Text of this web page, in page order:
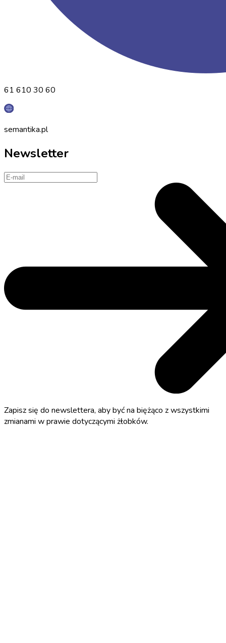
61 610 30 60
semantika.pl
Newsletter
Zapisz się do newslettera, aby być na biężąco z wszystkimi
zmianami w prawie dotyczącymi żłobków.